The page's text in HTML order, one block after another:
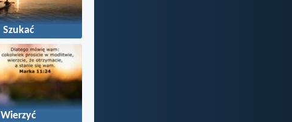
Szukać
Wierzyć